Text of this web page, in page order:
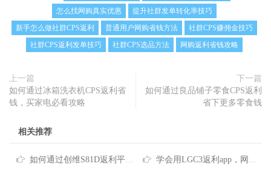
怎么找网购真实优惠
提升社群发单转化率技巧
新手怎么做社群CPS返利
普通用户网购省钱方法
社群CPS赚佣金技巧
社群CPS返利发单技巧
社群CPS选品方法 网购返利省钱攻略
上一篇
如何通过冰箱洗衣机CPS返利省
钱，买家电必看攻略
下一篇
如何通过良品铺子零食CPS返利
省下更多零食钱
相关推荐
如何通过创维S81D返利平台享受网购省钱福利 学会用LGC3返利app，网购每年能省出一笔不小开支